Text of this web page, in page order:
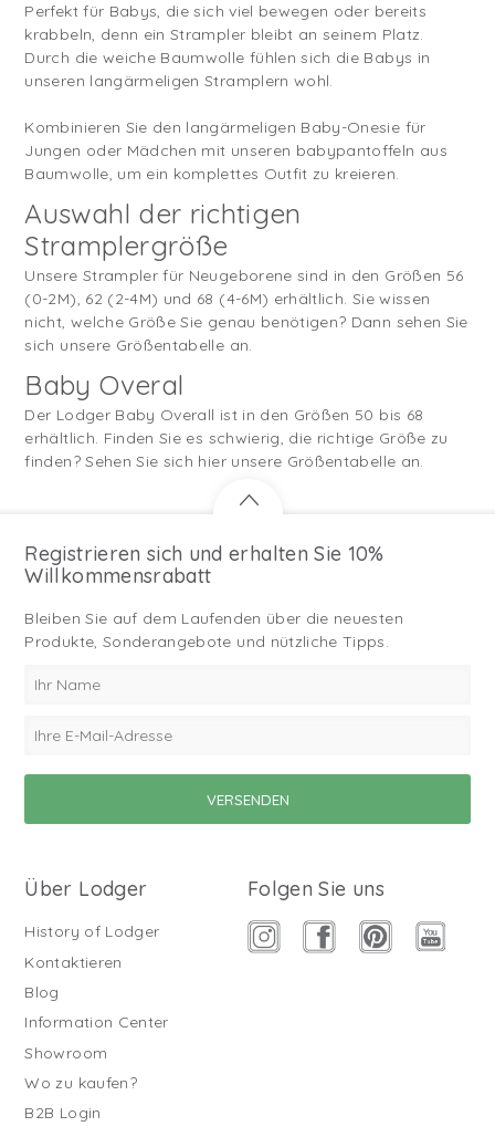
Perfekt für Babys, die sich viel bewegen oder bereits
krabbeln, denn ein Strampler bleibt an seinem Platz.
Durch die weiche Baumwolle fühlen sich die Babys in
unseren langärmeligen Stramplern wohl.
Kombinieren Sie den langärmeligen Baby-Onesie für
Jungen oder Mädchen mit unseren babypantoffeln aus
Baumwolle, um ein komplettes Outfit zu kreieren.
Auswahl der richtigen
Stramplergröße
Unsere Strampler für Neugeborene sind in den Größen 56
(0-2M), 62 (2-4M) und 68 (4-6M) erhältlich. Sie wissen
nicht, welche Größe Sie genau benötigen? Dann sehen Sie
sich unsere Größentabelle an.
Baby Overal
Der Lodger Baby Overall ist in den Größen 50 bis 68
erhältlich. Finden Sie es schwierig, die richtige Größe zu
finden? Sehen Sie sich hier unsere Größentabelle an.
Registrieren sich und erhalten Sie 10%
Willkommensrabatt
Bleiben Sie auf dem Laufenden über die neuesten
Produkte, Sonderangebote und nützliche Tipps.
Über Lodger
History of Lodger
Kontaktieren
Blog
Information Center
Showroom
Wo zu kaufen?
B2B Login
Folgen Sie uns